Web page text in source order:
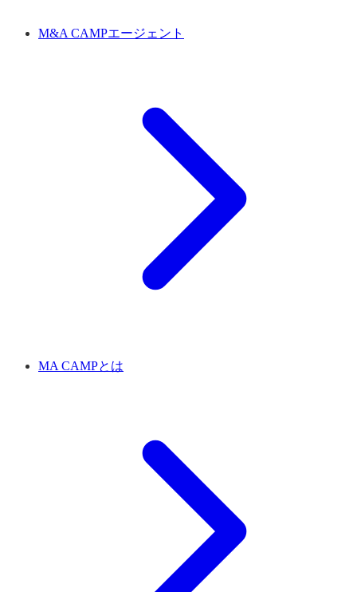
M&A CAMPエージェント
MA CAMPとは